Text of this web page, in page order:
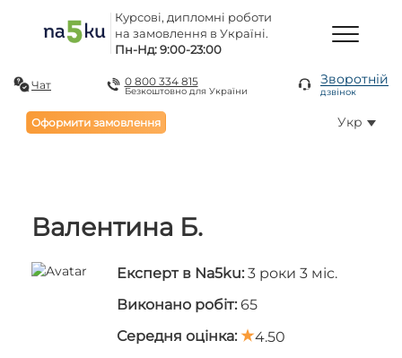
Курсові, дипломні роботи
на замовлення в Україні.
Пн-Нд: 9:00-23:00
Чат 0 800 334 815
Безкоштовно для України
Зворотній
дзвінок
Оформити замовлення Укр
Валентина Б.
Експерт в Na5ku: 3 роки 3 міс.
Виконано робіт: 65
Середня оцінка:
4.50